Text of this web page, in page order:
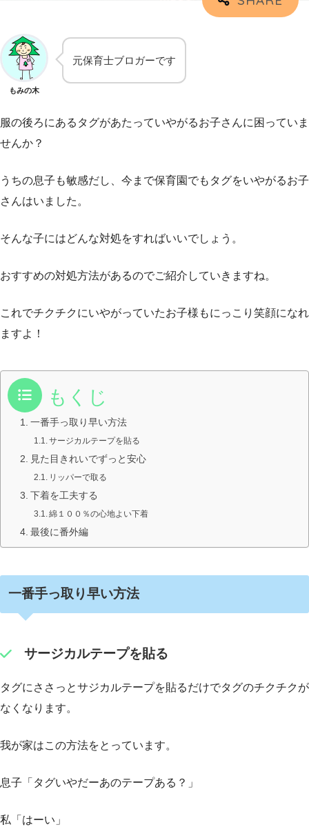
もみの木
元保育士ブロガーです
服の後ろにあるタグがあたっていやがるお子さんに困っていま
せんか？
うちの息子も敏感だし、今まで保育園でもタグをいやがるお子
さんはいました。
そんな子にはどんな対処をすればいいでしょう。
おすすめの対処方法があるのでご紹介していきますね。
これでチクチクにいやがっていたお子様もにっこり笑顔になれ
ますよ！
もくじ
一番手っ取り早い方法
サージカルテープを貼る
見た目きれいでずっと安心
リッパーで取る
下着を工夫する
綿１００％の心地よい下着
最後に番外編
一番手っ取り早い方法
サージカルテープを貼る
タグにささっとサジカルテープを貼るだけでタグのチクチクが
なくなります。
我が家はこの方法をとっています。
息子「タグいやだーあのテープある？」
私「はーい」